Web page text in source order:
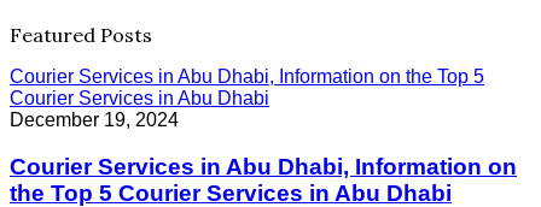
Featured Posts
Courier Services in Abu Dhabi, Information on the Top 5
Courier Services in Abu Dhabi
December 19, 2024
Courier Services in Abu Dhabi, Information on
the Top 5 Courier Services in Abu Dhabi